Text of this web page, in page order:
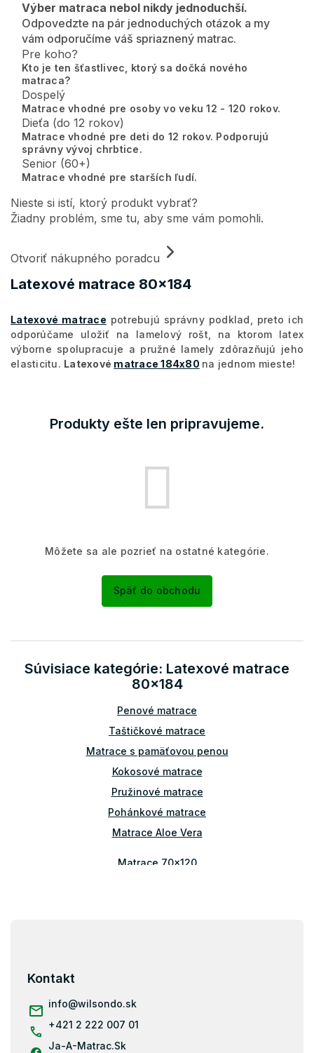
Latexové matrace 80x184
Výber matraca nebol nikdy jednoduchší.
Odpovedzte na pár jednoduchých otázok a my
vám odporučíme váš spriaznený matrac.
Pre koho?
Kto je ten šťastlivec, ktorý sa dočká nového
matraca?
Dospelý
Matrace vhodné pre osoby vo veku 12 - 120 rokov.
Dieťa (do 12 rokov)
Matrace vhodné pre deti do 12 rokov. Podporujú
správny vývoj chrbtice.
Senior (60+)
Matrace vhodné pre starších ľudí.
Nieste si istí, ktorý produkt vybrať?
Žiadny problém, sme tu, aby sme vám pomohli.
Otvoriť nákupného poradcu
Latexové matrace potrebujú správny podklad, preto ich
odporúčame uložiť na lamelový rošt, na ktorom latex
výborne spolupracuje a pružné lamely zdôrazňujú jeho
elasticitu. Latexové matrace 184x80 na jednom mieste!
Produkty ešte len pripravujeme.
Môžete sa ale pozrieť na ostatné kategórie.
Späť do obchodu
Súvisiace kategórie: Latexové matrace
80x184
Penové matrace
Taštičkové matrace
Matrace s pamäťovou penou
Kokosové matrace
Pružinové matrace
Pohánkové matrace
Matrace Aloe Vera
Matrace 70x120
Matrace 80x184
Matrace 80x190
Matrace 90x190
Kontakt
info@wilsondo.sk
+421 2 222 007 01
Ja-A-Matrac.Sk